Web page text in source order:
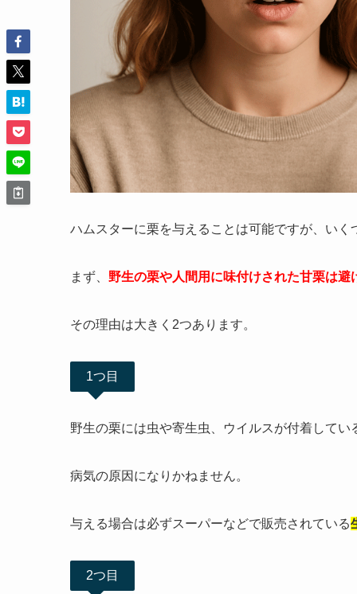
ハムスターに栗を与えることは可能ですが、いく
まず、 野生の栗や人間用に味付けされた甘栗は避
その理由は大きく2つあります。
1つ目
野生の栗には虫や寄生虫、ウイルスが付着してい
病気の原因になりかねません。
与える場合は必ずスーパーなどで販売されている
2つ目